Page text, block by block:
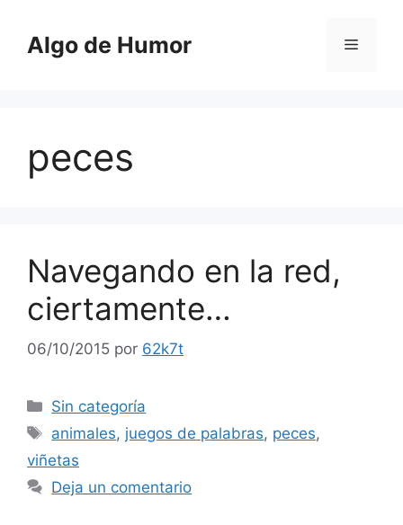
contenido
Algo de Humor Menú
peces
Navegando en la red,
ciertamente…
06/10/2015 por 62k7t
Categorías
Sin categoría
Etiquetas
animales, juegos de palabras, peces,
viñetas
Deja un comentario